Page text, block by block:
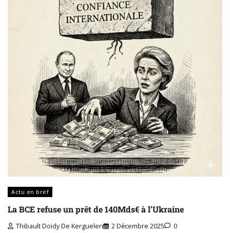
Actu en bref
La BCE refuse un prêt de 140Mds€ à l’Ukraine
Thibault Doidy De Kerguelen 2 Décembre 2025 0